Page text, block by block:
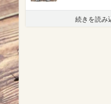
続きを読み